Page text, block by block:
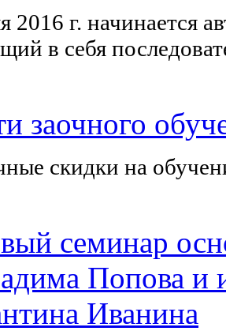
2016 г. начинается
в себя
заочного
скидки на
семинар
Попова и
Иванина